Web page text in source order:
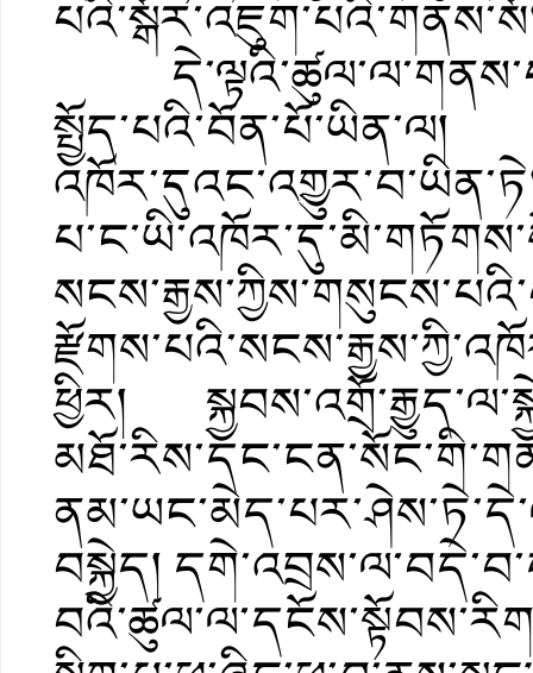
སྤྱོད་པའི་བོན་པོ་ཡིན་ལ།
ཕྱིར།
བསྐྱེད།